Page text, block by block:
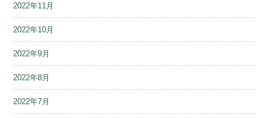
2022年11月
2022年10月
2022年9月
2022年8月
2022年7月